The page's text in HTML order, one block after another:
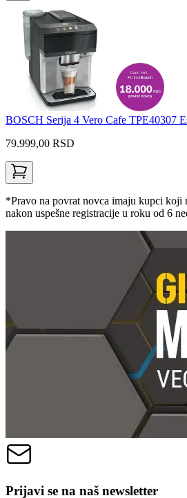
BOSCH Serija 4 Vero Cafe TPE40307
79.999,00 RSD
*Pravo na povrat novca imaju kupci koji
nakon uspešne registracije u roku od 6
Prijavi se na naš newsletter